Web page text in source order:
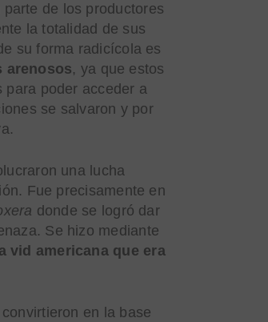
parte de los productores
la totalidad de sus
su forma radicícola es
arenosos, ya que estos
para poder acceder a
se salvaron y por
una lucha
Fue precisamente en
donde se logró dar
Se hizo mediante
vid americana que era
en la base